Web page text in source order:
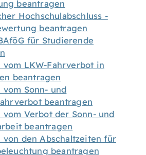
beantragen
Hochschulabschluss -
beantragen
für Studierende
vom LKW-Fahrverbot in
beantragen
vom Sonn- und
beantragen
vom Verbot der Sonn- und
beantragen
von den Abschaltzeiten für
beantragen